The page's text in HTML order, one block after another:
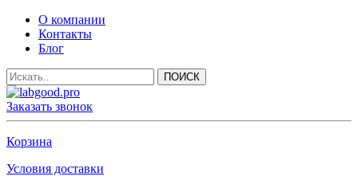
О компании
Контакты
Блог
Заказать звонок
Корзина
Условия доставки